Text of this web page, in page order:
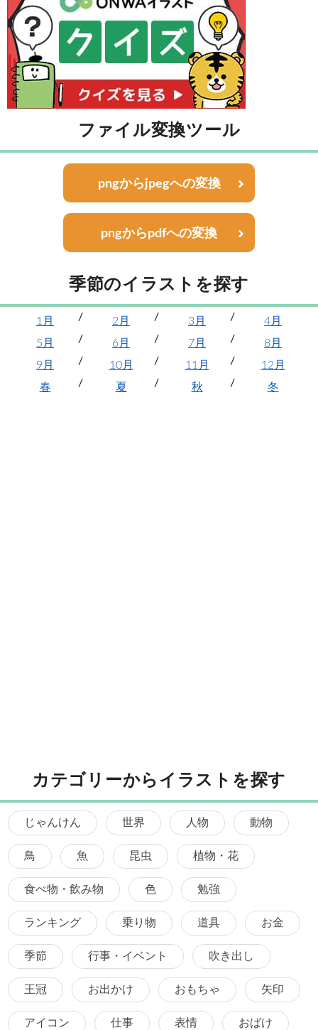
ファイル変換ツール
pngからjpegへの変換
pngからpdfへの変換
季節のイラストを探す
1月 2月 3月
4月
5月
6月 7月
8月
9月
10月 11月
12月
春
夏 秋 冬
カテゴリーからイラストを探す
じゃんけん 世界 人物 動物
鳥 魚 昆虫 植物・花
食べ物・飲み物 色 勉強
ランキング 乗り物 道具 お金
季節 行事・イベント 吹き出し
王冠 お出かけ おもちゃ 矢印
アイコン 仕事 表情 おばけ